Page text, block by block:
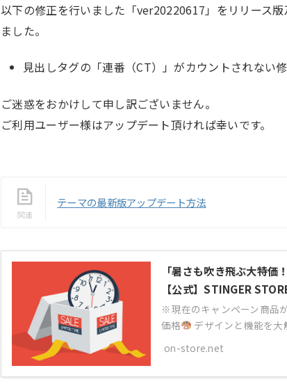
以下の修正を行いました「ver20220617」をリリース版
ました。
見出しタグの「連番（CT）」がカウントされない
ご迷惑をおかけして申し訳ございません。
ご利用ユーザー様はアップデート頂ければ幸いです。
テーマの最新版アップデート方法
「暑さも吹き飛ぶ大特価
【公式】STINGER
※現在のキャンペーン商品
価格
デザインと機能を大
on-store.net